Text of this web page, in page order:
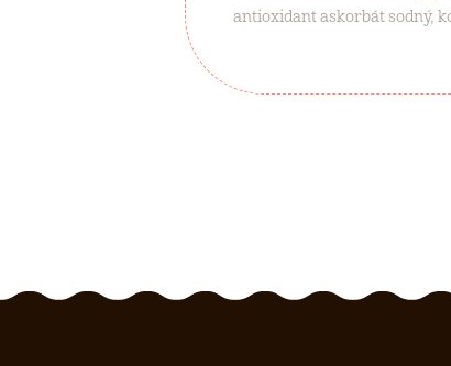
antioxidant askorbát sodný,